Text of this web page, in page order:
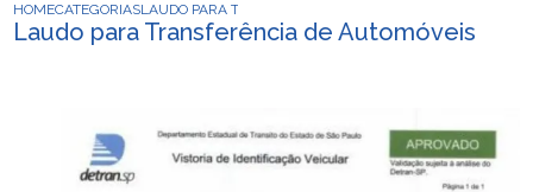
HOMECATEGORIASLAUDO PARA TRANSFERENCIA DE AUTOMOVEIS
Laudo para Transferência de Automóveis